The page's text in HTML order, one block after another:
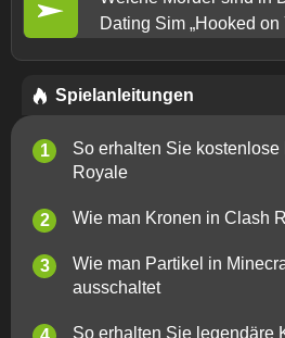
Dating Sim „Hooked on
Spielanleitungen
So erhalten Sie kostenlose
Royale
Wie man Kronen in Clash
Wie man Partikel in
ausschaltet
So erhalten Sie legendäre